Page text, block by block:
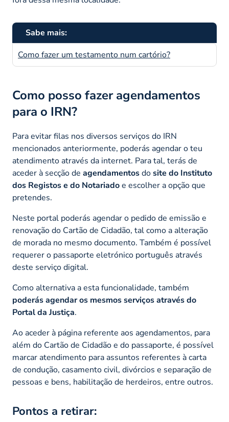
Sabe mais:
Como fazer um testamento num cartório?
Como posso fazer agendamentos
para o IRN?
Para evitar filas nos diversos serviços do IRN
mencionados anteriormente, poderás agendar o teu
atendimento através da internet. Para tal, terás de
aceder à secção de agendamentosdosite do Instituto
dos Registos e do Notariadoe escolher a opção que
pretendes.
Neste portal poderás agendar o pedido de emissão e
renovação do Cartão de Cidadão, tal como a alteração
de morada no mesmo documento. Também é possível
requerer o passaporte eletrónico português através
deste serviço digital.
Como alternativa a esta funcionalidade, também
poderás agendar os mesmos serviços através do
Portal da Justiça.
Ao aceder à página referente aos agendamentos, para
além do Cartão de Cidadão e do passaporte, é possível
marcar atendimento para assuntos referentes à carta
de condução, casamento civil, divórcios e separação de
pessoas e bens, habilitação de herdeiros, entre outros.
Pontos a retirar: